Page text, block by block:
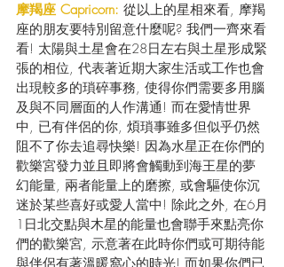
摩羯座 Capricorn: 從以上的星相來看, 摩羯
座的朋友要特別留意什麼呢? 我們一齊來看
看! 太陽與土星會在28日左右與土星形成緊
張的相位, 代表著近期大家生活或工作也會
出現較多的瑣碎事務, 使得你們需要多用腦
及與不同層面的人作溝通! 而在愛情世界
中, 已有伴侶的你, 煩瑣事雖多但似乎仍然
阻不了你去追尋快樂! 因為水星正在你們的
歡樂宮發力並且即將會觸動到海王星的夢
幻能量, 兩者能量上的磨擦, 或會驅使你沉
迷於某些喜好或愛人當中! 除此之外, 在6月
1日北交點與木星的能量也會聯手來點亮你
們的歡樂宮, 示意著在此時你們或可期待能